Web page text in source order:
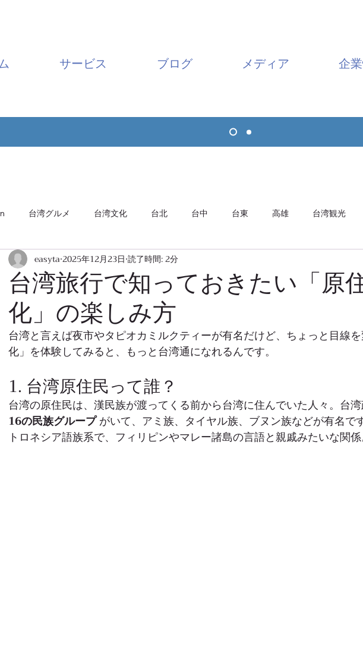
サービス ブログ メディア 企
台湾グルメ 台湾文化 台北 台中 台東 高雄 台湾観光
月潭 嘉義・阿里山
台湾旅行で知っておきたい「原
化」の楽しみ方
easyta 2025年12月23日 読了時間: 2分
台湾と言えば夜市やタピオカミルクティーが有名だけど、ちょっと目線
化」を体験してみると、もっと台湾通になれるんです。
1. 台湾原住民って誰？
台湾の原住民は、漢民族が渡ってくる前から台湾に住んでいた人々。台
16の民族グループ がいて、アミ族、タイヤル族、ブヌン族などが有名で
トロネシア語族系で、フィリピンやマレー諸島の言語と親戚みたいな関係